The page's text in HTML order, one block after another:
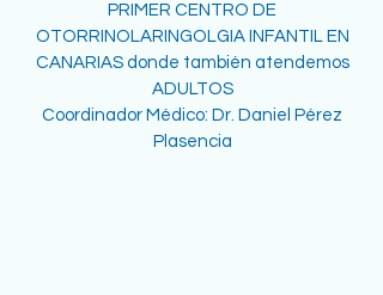
PRIMER CENTRO DE
OTORRINOLARINGOLGIA INFANTILEN
CANARIAS donde también atendemos
ADULTOS
Coordinador Médico: Dr. Daniel Pérez
Plasencia